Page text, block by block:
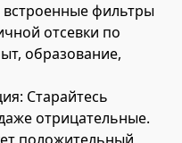
встроенные фильтры
отсевки по
образование,
Старайтесь
отрицательные.